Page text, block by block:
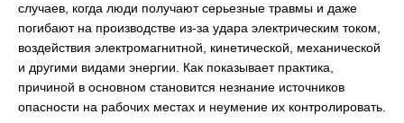
случаев, когда люди получают серьезные травмы и даже
погибают на производстве из-за удара электрическим током,
воздействия электромагнитной, кинетической, механической
и другими видами энергии. Как показывает практика,
причиной в основном становится незнание источников
опасности на рабочих местах и неумение их контролировать.